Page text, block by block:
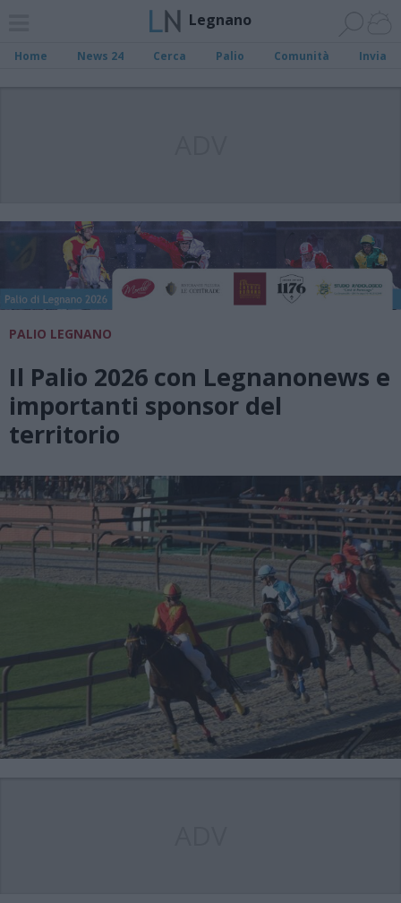
Legnano
Home News 24 Cerca Palio Comunità Invia
PALIO LEGNANO
Il Palio 2026 con Legnanonews e
importanti sponsor del
territorio